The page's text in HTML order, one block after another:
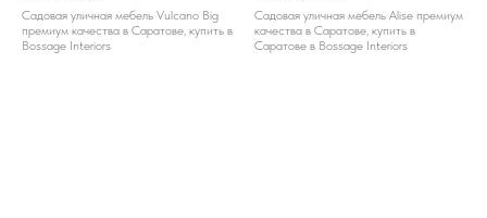
Садовая уличная мебель Vulcano Big
премиум качества в Саратове, купить в
Bossage Interiors
Садовая уличная мебель Alise премиум
качества в Саратове, купить в
Саратове в Bossage Interiors